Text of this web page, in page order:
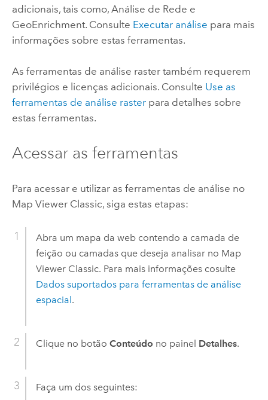
adicionais, tais como, Análise de Rede e
GeoEnrichment. Consulte Executar análise para mais
informações sobre estas ferramentas.
As ferramentas de análise raster também requerem
privilégios e licenças adicionais. Consulte Use as
ferramentas de análise rasterpara detalhes sobre
estas ferramentas.
Acessar as ferramentas
Para acessar e utilizar as ferramentas de análise no
Map Viewer Classic, siga estas etapas:
Abra um mapa da web contendo a camada de
feição ou camadas que deseja analisar no Map
Viewer Classic. Para mais informações cosulte
Dados suportados para ferramentas de análise
espacial.
Clique no botão Conteúdo no painel Detalhes.
Faça um dos seguintes: